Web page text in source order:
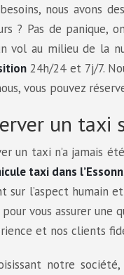
nous avons
? Pas de panique,
vol au milieu de la
24h/24 et 7j/7.
vous pouvez
un taxi
un taxi n’a jamais
taxi dans
sur l’aspect
vous assurer une
et nos clients
notre